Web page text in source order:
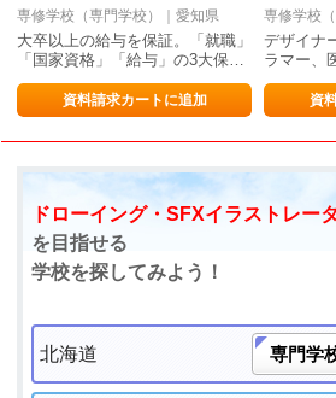
専修学校（専門学校）｜愛知県
大卒以上の給与を保証。「就職」
「国家資格」「給与」の3大保…
資料請求カートに追加
専修学校
デザイナ
ラマー、
資
ドローイング・SFXイラストレー
を目指せる
学校を探してみよう！
北海道 専門学